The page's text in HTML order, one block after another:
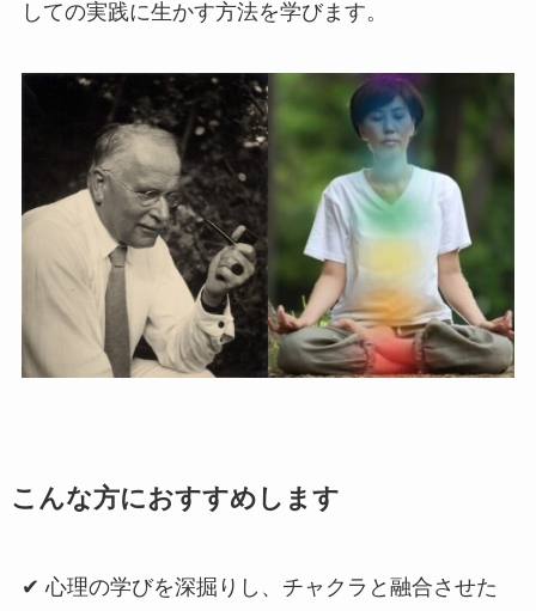
しての実践に生かす方法を学びます。
こんな方におすすめします
✔ 心理の学びを深掘りし、チャクラと融合させた